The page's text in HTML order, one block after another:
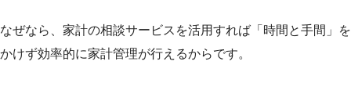
なぜなら、家計の相談サービスを活用すれば「時間と手間」を
かけず効率的に家計管理が行えるからです。